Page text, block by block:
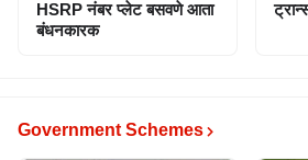
बंधनकारक